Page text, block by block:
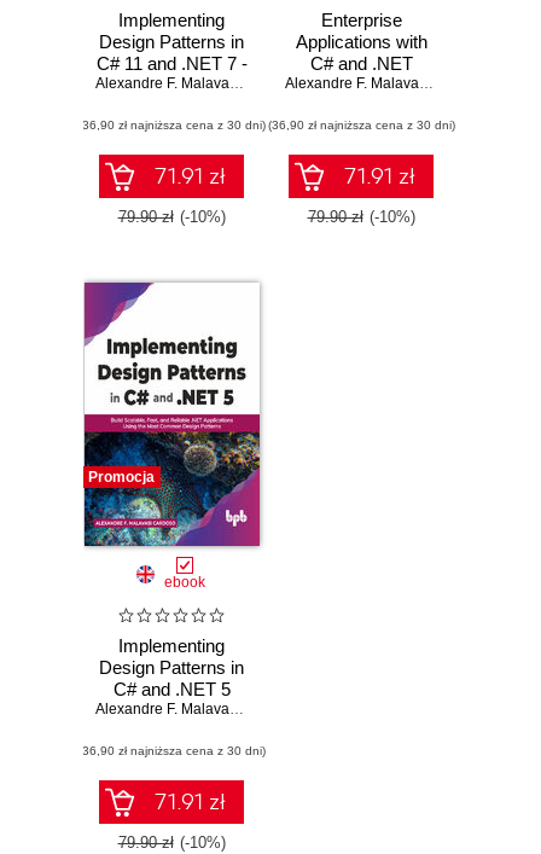
Implementing
Design Patterns in
C# 11 and .NET 7 -
2nd Edition
Alexandre F. Malavasi Cardoso
(36,90 zł najniższa cena z 30 dni)
71.91 zł
79.90 zł (-10%)
Enterprise
Applications with
C# and .NET
Alexandre F. Malavasi Cardoso
(36,90 zł najniższa cena z 30 dni)
71.91 zł
79.90 zł (-10%)
Promocja
ebook
Implementing
Design Patterns in
C# and .NET 5
Alexandre F. Malavasi Cardoso
(36,90 zł najniższa cena z 30 dni)
71.91 zł
79.90 zł (-10%)